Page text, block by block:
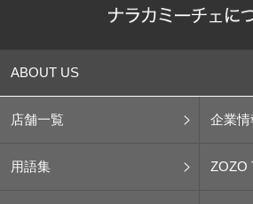
ABOUT US
店舗一覧 企業情
用語集 ZOZO